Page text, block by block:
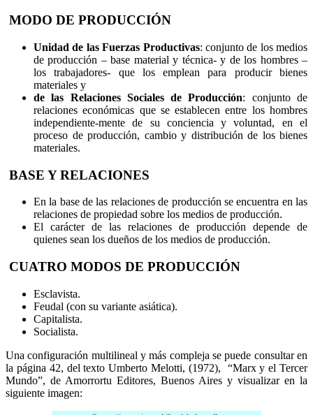
MODO DE PRODUCCIÓN
Unidad de las Fuerzas Productivas: conjunto de los medios
de producción – base material y técnica- y de los hombres –
los trabajadores- que los emplean para producir bienes
materiales y
de las Relaciones Sociales de Producción: conjunto de
relaciones económicas que se establecen entre los hombres
independiente-mente de su conciencia y voluntad, en el
proceso de producción, cambio y distribución de los bienes
materiales.
BASE Y RELACIONES
En la base de las relaciones de producción se encuentra en las
relaciones de propiedad sobre los medios de producción.
El carácter de las relaciones de producción depende de
quienes sean los dueños de los medios de producción.
CUATRO MODOS DE PRODUCCIÓN
Esclavista.
Feudal (con su variante asiática).
Capitalista.
Socialista.
Una configuración multilineal y más compleja se puede consultar en
la página 42, del texto Umberto Melotti, (1972), “Marx y el Tercer
Mundo”, de Amorrortu Editores, Buenos Aires y visualizar en la
siguiente imagen: